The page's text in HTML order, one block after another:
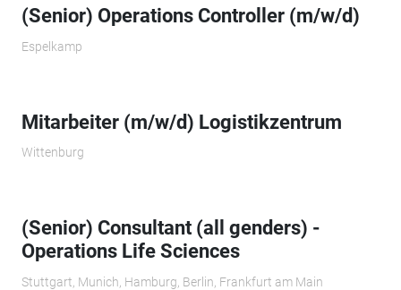
(Senior) Operations Controller (m/w/d)
Espelkamp
Mitarbeiter (m/w/d) Logistikzentrum
Wittenburg
(Senior) Consultant (all genders) -
Operations Life Sciences
Stuttgart, Munich, Hamburg, Berlin, Frankfurt am Main